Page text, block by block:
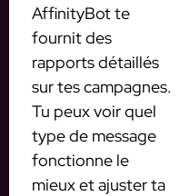
AffinityBot te
fournit des
rapports détaillés
sur tes campagnes.
Tu peux voir quel
type de message
fonctionne le
mieux et ajuster ta